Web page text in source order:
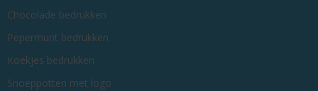
Chocolade bedrukken
Pepermunt bedrukken
Koekjes bedrukken
Snoeppotten met logo